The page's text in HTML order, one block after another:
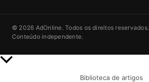
© 2026 AdOnline. Todos os direitos reservados.
Conteúdo independente.
Biblioteca de artigos